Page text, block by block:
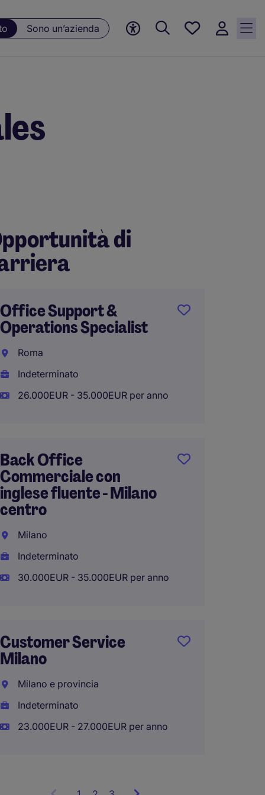
Sono un’azienda
Preferiti, 0
di
Office Support &
Operations Specialist
Roma
Indeterminato
26.000EUR - 35.000EUR per anno
Back Office
Commerciale con
inglese fluente - Milano
centro
Milano
Indeterminato
30.000EUR - 35.000EUR per anno
Customer Service
Milano
Milano e provincia
Indeterminato
23.000EUR - 27.000EUR per anno